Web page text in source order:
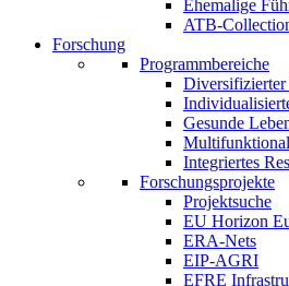
Ehemalige
ATB-
Forschung
Programmbereiche
Diversifizierter
Gesunde
Integriertes
Forschungsprojekte
Projektsuche
EU Horizon
ERA-Nets
EIP-AGRI
EFRE